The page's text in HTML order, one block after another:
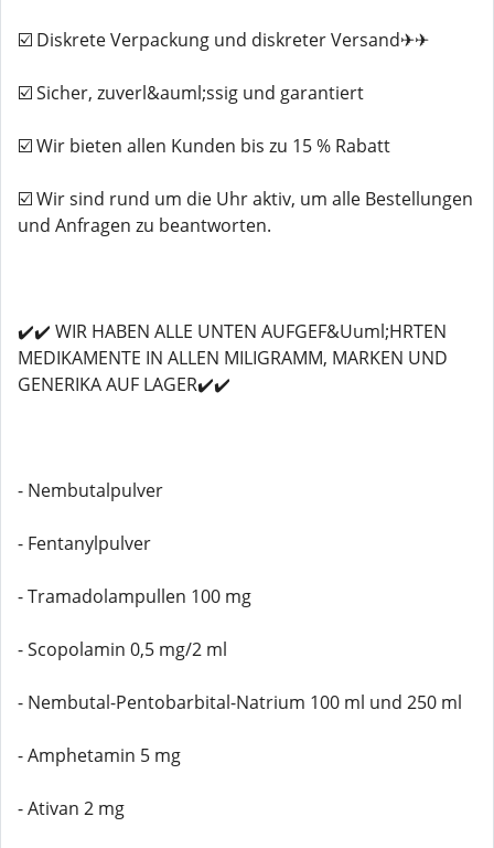
☑️ Diskrete Verpackung und diskreter Versand✈✈
☑️ Sicher, zuverl&auml;ssig und garantiert
☑️ Wir bieten allen Kunden bis zu 15 % Rabatt
☑️ Wir sind rund um die Uhr aktiv, um alle Bestellungen
und Anfragen zu beantworten.
✔️✔️ WIR HABEN ALLE UNTEN AUFGEF&Uuml;HRTEN
MEDIKAMENTE IN ALLEN MILIGRAMM, MARKEN UND
GENERIKA AUF LAGER✔️✔️
- Nembutalpulver
- Fentanylpulver
- Tramadolampullen 100 mg
- Scopolamin 0,5 mg/2 ml
- Nembutal-Pentobarbital-Natrium 100 ml und 250 ml
- Amphetamin 5 mg
- Ativan 2 mg